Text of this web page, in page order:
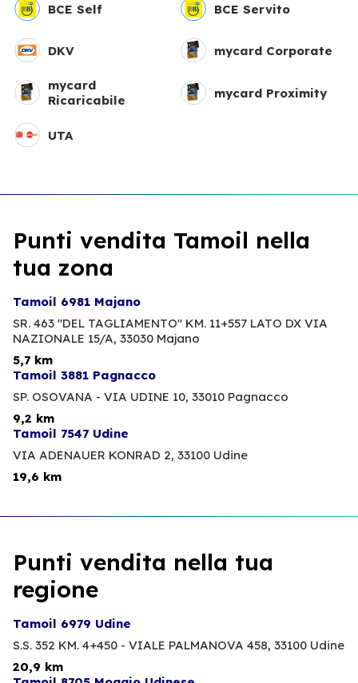
BCE Self BCE Servito
DKV mycard Corporate
mycard
Ricaricabile
mycard Proximity
UTA
Punti vendita Tamoil nella
tua zona
Tamoil 6981 Majano
SR. 463 "DEL TAGLIAMENTO" KM. 11+557 LATO DX VIA
NAZIONALE 15/A, 33030 Majano
5,7 km
Tamoil 3881 Pagnacco
SP. OSOVANA - VIA UDINE 10, 33010 Pagnacco
9,2 km
Tamoil 7547 Udine
VIA ADENAUER KONRAD 2, 33100 Udine
19,6 km
Punti vendita nella tua
regione
Tamoil 6979 Udine
S.S. 352 KM. 4+450 - VIALE PALMANOVA 458, 33100 Udine
20,9 km